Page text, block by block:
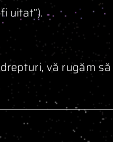
uitat”).
vă rugăm